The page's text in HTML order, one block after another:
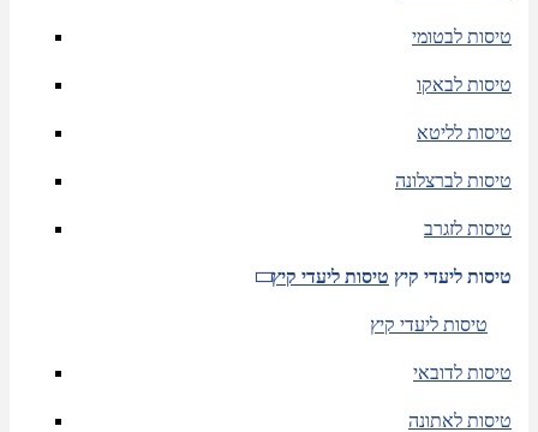
טיסות לבטומי
טיסות לבאקו
טיסות לליטא
טיסות לברצלונה
טיסות לזגרב
טיסות ליעדי קיץ טיסות ליעדי קיץ
טיסות ליעדי קיץ
טיסות לדובאי
טיסות לאתונה